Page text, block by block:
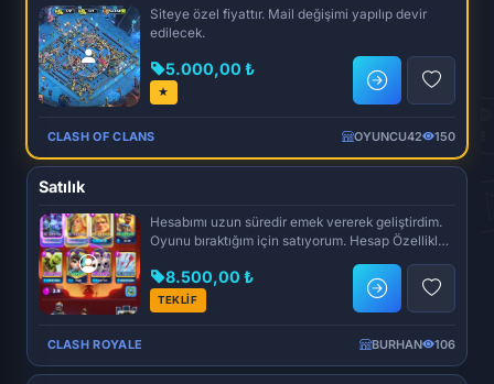
Siteye özel fiyattır. Mail değişimi yapılıp devir
edilecek.
5.000,00 ₺
★
CLASH OF CLANS OYUNCU42 150
Satılık
Hesabımı uzun süredir emek vererek geliştirdim.
Oyunu bıraktığım için satıyorum. Hesap Özellikleri
8.500,00 ₺
TEKLİF
CLASH ROYALE BURHAN 106